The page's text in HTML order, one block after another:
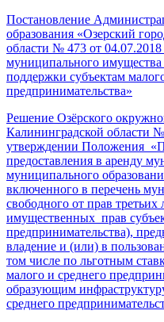
Постановление
образования «Озерский
области № 473 от
муниципального имущества
поддержки субъектам
предпринимательства»
Решение Озёрского
Калининградской области
утверждении Положения
предоставления в аренду
муниципального
включенного в перечень
свободного от прав
имущественных прав
предпринимательства),
владение и (или) в
том числе по льготным
малого и среднего
образующим
среднего